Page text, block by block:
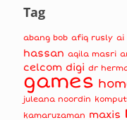
Tag
abang bob afiq rusly ai
hassan aqila masri
celcom digi dr
games
juleana noordin
kamaruzaman maxis